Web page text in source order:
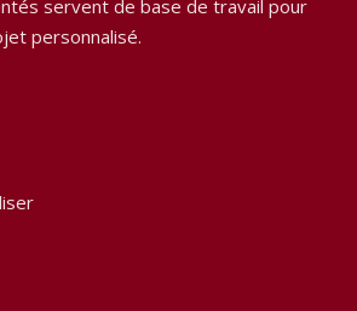
servent de base de travail pour
personnalisé.